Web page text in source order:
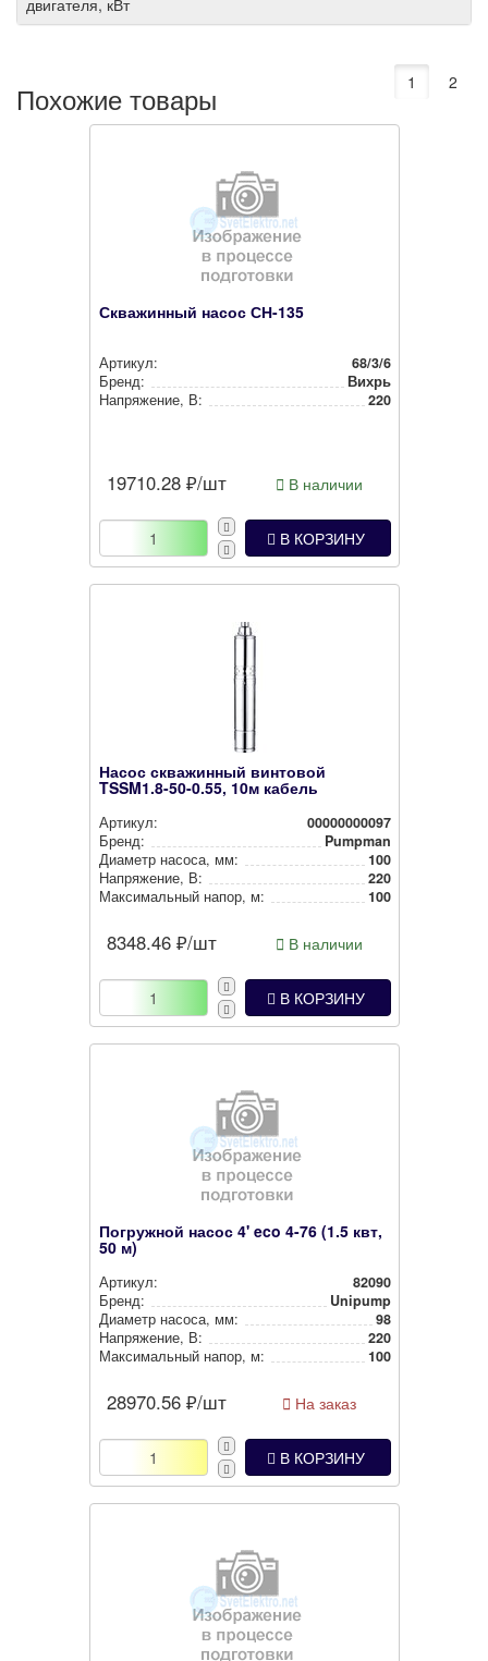
двигателя, кВт
Похожие товары 1 2
Скважинный насос СН-135
Артикул:
68/3/6
Бренд:
Вихрь
Нап­ря­же­ние, В:
220
19710.28 ₽/шт В наличии
В КОРЗИНУ
Насос скважинный винтовой
TSSM1.8-50-0.55, 10м кабель
Артикул:
00000000097
Бренд:
Pumpman
Диаметр насоса, мм:
100
Нап­ря­же­ние, В:
220
Мак­си­маль­ный напор, м:
100
8348.46 ₽/шт В наличии
В КОРЗИНУ
Погружной насос 4' eco 4-76 (1.5 квт,
50 м)
Артикул:
82090
Бренд:
Unipump
Диаметр насоса, мм:
98
Нап­ря­же­ние, В:
220
Мак­си­маль­ный напор, м:
100
28970.56 ₽/шт На заказ
В КОРЗИНУ